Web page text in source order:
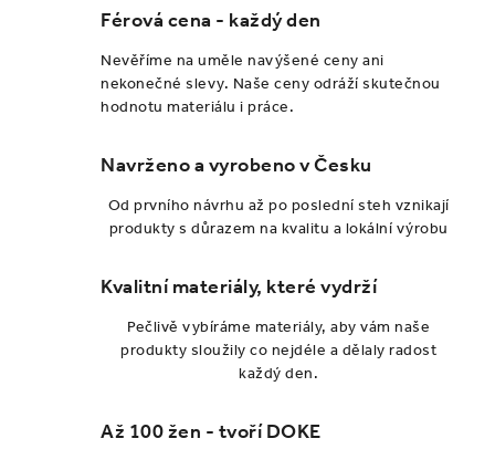
Férová cena - každý den
Nevěříme na uměle navýšené ceny ani
nekonečné slevy. Naše ceny odráží skutečnou
hodnotu materiálu i práce.
Navrženo a vyrobeno v Česku
Od prvního návrhu až po poslední steh vznikají
produkty s důrazem na kvalitu a lokální výrobu
Kvalitní materiály, které vydrží
Pečlivě vybíráme materiály, aby vám naše
produkty sloužily co nejdéle a dělaly radost
každý den.
Až 100 žen - tvoří DOKE